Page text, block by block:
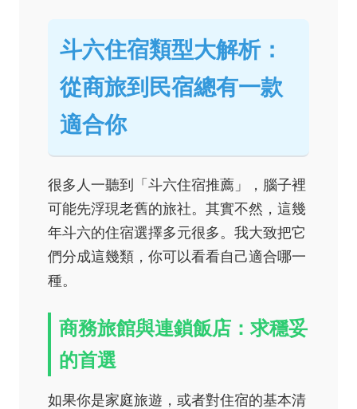
斗六住宿類型大解析：
從商旅到民宿總有一款
適合你
很多人一聽到「斗六住宿推薦」，腦子裡
可能先浮現老舊的旅社。其實不然，這幾
年斗六的住宿選擇多元很多。我大致把它
們分成這幾類，你可以看看自己適合哪一
種。
商務旅館與連鎖飯店：求穩妥
的首選
如果你是家庭旅遊，或者對住宿的基本清